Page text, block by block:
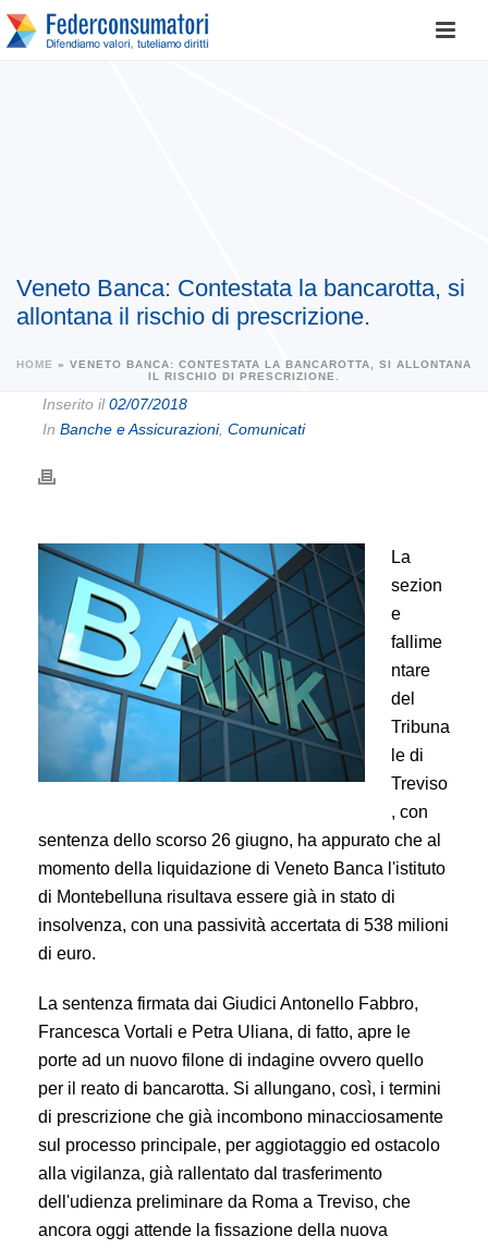
Veneto Banca: Contestata la bancarotta, si
allontana il rischio di prescrizione.
HOME » VENETO BANCA: CONTESTATA LA BANCAROTTA, SI ALLONTANA
IL RISCHIO DI PRESCRIZIONE.
Inserito il02/07/2018
In Banche e Assicurazioni, Comunicati
La
sezion
e
fallime
ntare
del
Tribuna
le di
Treviso
, con
sentenza dello scorso 26 giugno, ha appurato che al
momento della liquidazione di Veneto Banca l'istituto
di Montebelluna risultava essere già in stato di
insolvenza, con una passività accertata di 538 milioni
di euro.
La sentenza firmata dai Giudici Antonello Fabbro,
Francesca Vortali e Petra Uliana, di fatto, apre le
porte ad un nuovo filone di indagine ovvero quello
per il reato di bancarotta. Si allungano, così, i termini
di prescrizione che già incombono minacciosamente
sul processo principale, per aggiotaggio ed ostacolo
alla vigilanza, già rallentato dal trasferimento
dell'udienza preliminare da Roma a Treviso, che
ancora oggi attende la fissazione della nuova